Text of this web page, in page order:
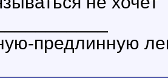
предлинную